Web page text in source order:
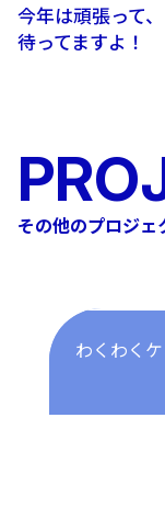
今年は頑張って
待ってますよ！
その他のプロジェ
わくわく